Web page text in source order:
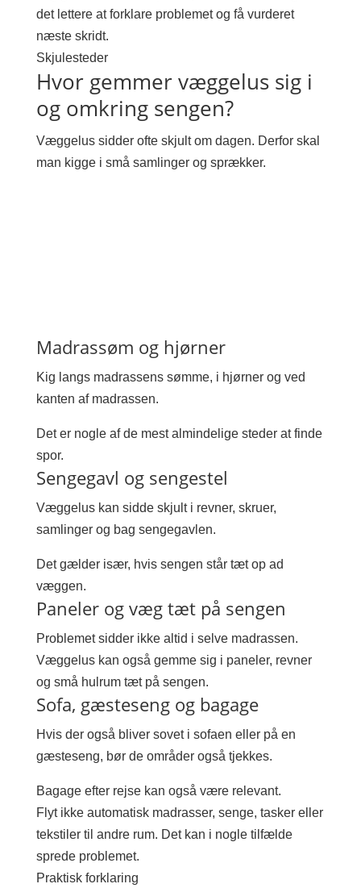
det lettere at forklare problemet og få vurderet
næste skridt.
Skjulesteder
Hvor gemmer væggelus sig i
og omkring sengen?
Væggelus sidder ofte skjult om dagen. Derfor skal
man kigge i små samlinger og sprækker.
Madrassøm og hjørner
Kig langs madrassens sømme, i hjørner og ved
kanten af madrassen.
Det er nogle af de mest almindelige steder at finde
spor.
Sengegavl og sengestel
Væggelus kan sidde skjult i revner, skruer,
samlinger og bag sengegavlen.
Det gælder især, hvis sengen står tæt op ad
væggen.
Paneler og væg tæt på sengen
Problemet sidder ikke altid i selve madrassen.
Væggelus kan også gemme sig i paneler, revner
og små hulrum tæt på sengen.
Sofa, gæsteseng og bagage
Hvis der også bliver sovet i sofaen eller på en
gæsteseng, bør de områder også tjekkes.
Bagage efter rejse kan også være relevant.
Flyt ikke automatisk madrasser, senge, tasker eller
tekstiler til andre rum. Det kan i nogle tilfælde
sprede problemet.
Praktisk forklaring